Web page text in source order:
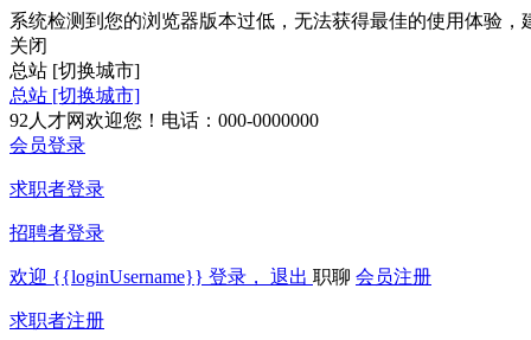
系统检测到您的浏览器版本过低，无法获得最佳的使用体验，
关闭
总站 [切换城市]
总站 [切换城市]
92人才网欢迎您！电话：000-0000000
会员登录
求职者登录
招聘者登录
欢迎 {{loginUsername}} 登录， 退出 职聊 会员注册
求职者注册